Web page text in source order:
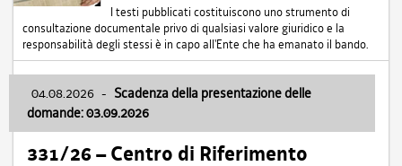
I testi pubblicati costituiscono uno strumento di
consultazione documentale privo di qualsiasi valore giuridico e la
responsabilità degli stessi è in capo all'Ente che ha emanato il bando.
04.08.2026 - Scadenza della presentazione delle
domande: 03.09.2026
331/26 – Centro di Riferimento